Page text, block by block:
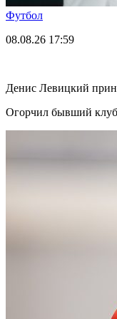
Футбол
08.08.26 17:59
Денис Левицкий
Огорчил бывший